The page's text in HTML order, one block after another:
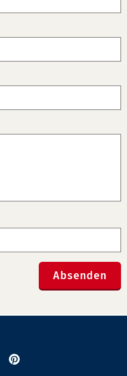
Absenden
TeilenAnpinnen